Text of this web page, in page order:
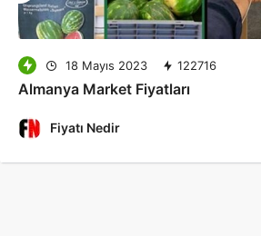
18 Mayıs 2023 122716
Almanya Market Fiyatları
Fiyatı Nedir